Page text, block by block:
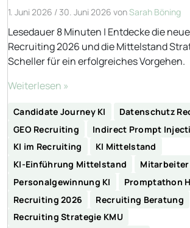
1. Juni 2026 / 30. Juni 2026 vonSarah Böning
Lesedauer 8 Minuten | Entdecke die
Recruiting 2026 und die Mittelstand
Scheller für ein erfolgreiches Vorgehen.
Weiterlesen »
Candidate Journey KI
Datenschutz
GEO Recruiting
Indirect Prompt
KI im Recruiting
KI Mittelstand
KI-Einführung Mittelstand
Personalgewinnung KI
Promptathon
Recruiting 2026
Recruiting Beratung
Recruiting Strategie KMU